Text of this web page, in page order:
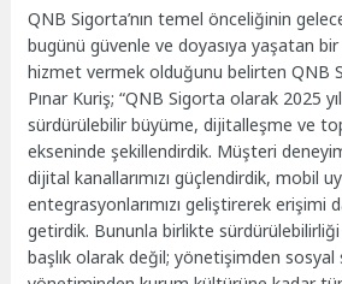
QNB Sigorta’nın temel önceliğinin
bugünü güvenle ve doyasıya yaşatan bir
hizmet vermek olduğunu belirten QNB
Pınar Kuriş; “QNB Sigorta olarak 2025
sürdürülebilir büyüme, dijitalleşme ve
ekseninde şekillendirdik. Müşteri
dijital kanallarımızı güçlendirdik, mobil
entegrasyonlarımızı geliştirerek erişimi
getirdik. Bununla birlikte sürdürülebilirliği
başlık olarak değil; yönetişimden